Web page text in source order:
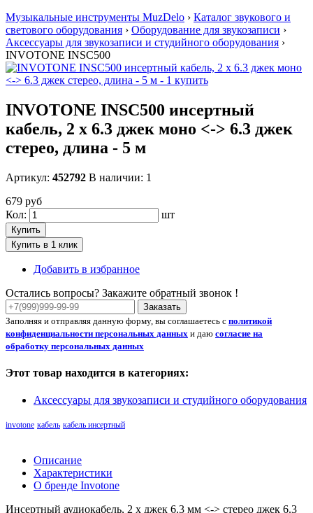
Музыкальные инструменты MuzDelo › Каталог звукового и
светового оборудования › Оборудование для звукозаписи ›
Аксессуары для звукозаписи и студийного оборудования ›
INVOTONE INSC500
INVOTONE INSC500 инсертный
кабель, 2 х 6.3 джек моно <-> 6.3 джек
стерео, длина - 5 м
Артикул: 452792 В наличии: 1
679 руб
Кол:
шт
Купить
Купить в 1 клик
Добавить в избранное
Остались вопросы? Закажите обратный звонок !
Заказать
Заполняя и отправляя данную форму, вы соглашаетесь с политикой
конфиденциальности персональных данных и даю согласие на
обработку персональных данных
Этот товар находится в категориях:
Аксессуары для звукозаписи и студийного оборудования
invotone кабель кабель инсертный
Описание
Характеристики
О бренде Invotone
Инсертный аудиокабель, 2 х джек 6.3 мм <-> стерео джек 6.3